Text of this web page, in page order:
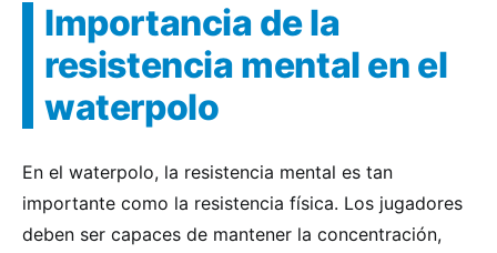
Importancia de la
resistencia mental en el
waterpolo
En el waterpolo, la resistencia mental es tan
importante como la resistencia física. Los jugadores
deben ser capaces de mantener la concentración,